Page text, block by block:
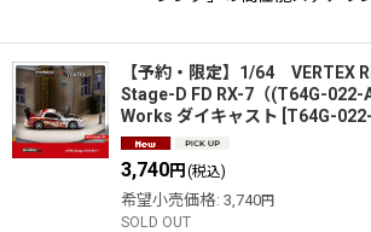
【予約・限定】1/64 VERTEX
Stage-D FD RX-7（(T64G-022-
Works ダイキャスト T64G-
3,740円 (税込)
希望小売価格: 3,740円
SOLD OUT